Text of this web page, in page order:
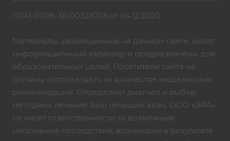
Л041-01108-38/00328765 от 04.12.2020
Материалы, размещенные на данном сайте, носят
информационный характер и предназначены для
образовательных целей. Посетители сайта не
должны использовать их в качестве медицинских
рекомендаций. Определяет диагноз и выбор
методики лечения Ваш лечащий врач. ООО «ЭРА»
не несет ответственности за возможные
негативные последствия, возникшие в результате